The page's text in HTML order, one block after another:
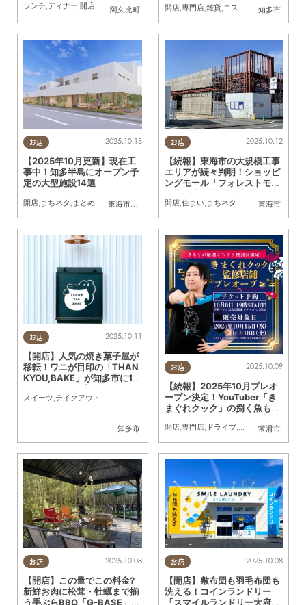
阿久比町
ランチ,ディナー,開店,家族,おひとりさま 知多市
開店,専門店,雑貨,コスパ抜群 ,ワンコイン
お店
東海市
,大府市 知多市,東浦町, 常滑市,美浜町
2025.10.13
【2025年10月更新】現在工
事中！知多半島にオープン予
定の大型施設14選
開店, まちネタ , まとめ記事
お店
東海市
2025.10.12
【続報】東海市の大規模工事
エリアが続々判明！ショッピ
ングモール「フォレストモー
ル東海太田川」に「サンドラ
ッグ」が出店予定
開店,住まい, まちネタ
お店
知多市
2025.10.11
【開店】人気の焼き菓子屋が
移転！ワニが目印の「THAN
KYOU,BAKE」が知多市に1
0/24(金)オープン
スイーツ テイクアウト まちネタ
お店
常滑市
2025.10.09
【続報】2025年10月プレオ
ープン決定！YouTuber「き
まぐれクック」の捌く魚も買
える海鮮テーマパーク最新情
報
開店,専門店, ドライブ,トレンド
お店 2025.10.08
【開店】この量でこの料金?
新鮮お肉に松茸・牡蠣まで揃
う手ぶらBBQ「G-BASE」が
お店 2025.10.08
【開店】敷布団も羽毛布団も
洗える！コインランドリー
「スマイルランドリー大府柊